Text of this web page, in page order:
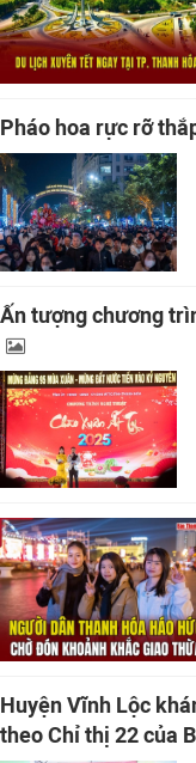
Pháo hoa rực rỡ
Ấn tượng chương
Huyện Vĩnh Lộc
theo Chỉ thị 22 của